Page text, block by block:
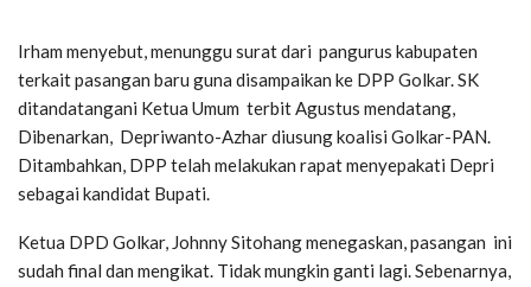
Irham menyebut, menunggu surat dari pangurus kabupaten
terkait pasangan baru guna disampaikan ke DPP Golkar. SK
ditandatangani Ketua Umum terbit Agustus mendatang,
Dibenarkan, Depriwanto-Azhar diusung koalisi Golkar-PAN.
Ditambahkan, DPP telah melakukan rapat menyepakati Depri
sebagai kandidat Bupati.
Ketua DPD Golkar, Johnny Sitohang menegaskan, pasangan ini
sudah final dan mengikat. Tidak mungkin ganti lagi. Sebenarnya,